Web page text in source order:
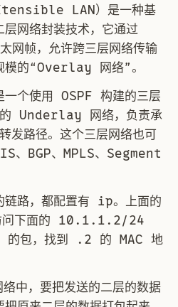
LAN）是一种基
网络封装技术，它通过
网帧，允许跨三层网络传输
模的“Overlay 网络”。
一个使用 OSPF 构建的三层
Underlay 网络，负责承
发路径。这个三层网络也可
、BGP、MPLS、Segment
链路，都配置有 ip。上面的
下面的 10.1.1.2/24
的包，找到 .2 的 MAC 地
中，要把发送的二层的数据